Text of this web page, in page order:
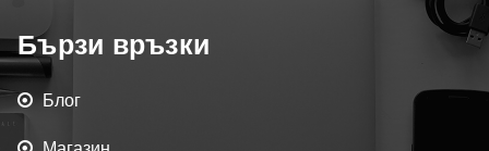
Бързи връзки
Блог